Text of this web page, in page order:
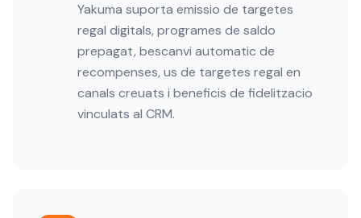
Yakuma suporta emissio de targetes
regal digitals, programes de saldo
prepagat, bescanvi automatic de
recompenses, us de targetes regal en
canals creuats i beneficis de fidelitzacio
vinculats al CRM.